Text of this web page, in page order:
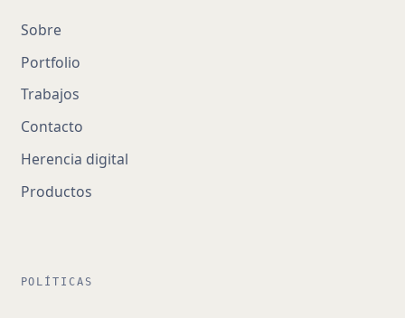
Sobre
Portfolio
Trabajos
Contacto
Herencia digital
Productos
POLÍTICAS